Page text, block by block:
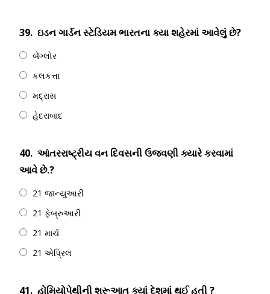
39. ઇડન ગાર્ડન સ્ટેડિયમ ભારતના ક્યા શહેરમાં આવેલું છે?
બેંગ્લોર
કલકત્તા
મદ્રાસ
હેદરાબાદ
40. આંતરરાષ્ટ્રીય વન દિવસની ઉજવણી ક્યારે કરવામાં
આવે છે.?
21 જાન્યુઆરી
21 ફેબ્રુઆરી
21 માર્ચ
21 એપ્રિલ
41. હોમિયોપેથીની શરૂઆત ક્યાં દેશમાં થઈ હતી ?